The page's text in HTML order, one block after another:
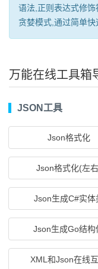
语法,正则表达式修
贪婪模式,通过简单快
万能在线工具箱
JSON工具
Json格式化
Json格式化(左
Json生成C#实体
Json生成Go结构
XML和Json在线